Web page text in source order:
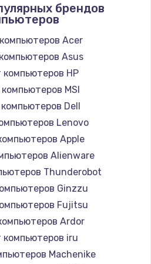
матрицы
Заказать
экрана
моста
2620 руб.
SSD
1490 руб.
брендов
Acer
Asus
HP
MSI
Dell
Lenovo
Apple
Alienware
Thunderobot
Ginzzu
Fujitsu
Ardor
компьютеров iru
Machenike